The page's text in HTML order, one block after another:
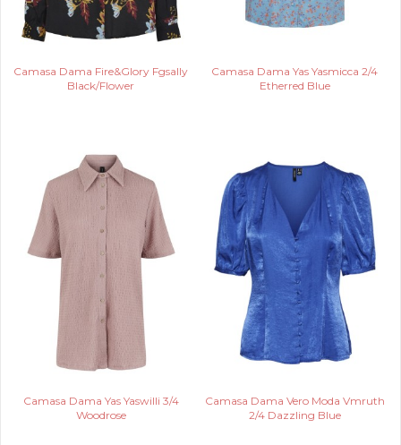
Camasa Dama Fire&Glory Fgsally
Black/Flower
Camasa Dama Yas Yasmicca 2/4
Etherred Blue
Camasa Dama Yas Yaswilli 3/4
Woodrose
Camasa Dama Vero Moda Vmruth
2/4 Dazzling Blue